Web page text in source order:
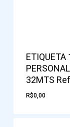
ETIQUETA
32MTS
R$0,00